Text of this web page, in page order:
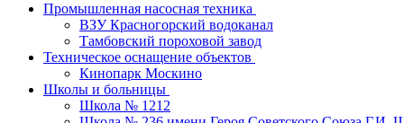
Промышленная насосная техника
ВЗУ Красногорский водоканал
Тамбовский пороховой завод
Техническое оснащение объектов
Кинопарк Москино
Школы и больницы
Школа № 1212